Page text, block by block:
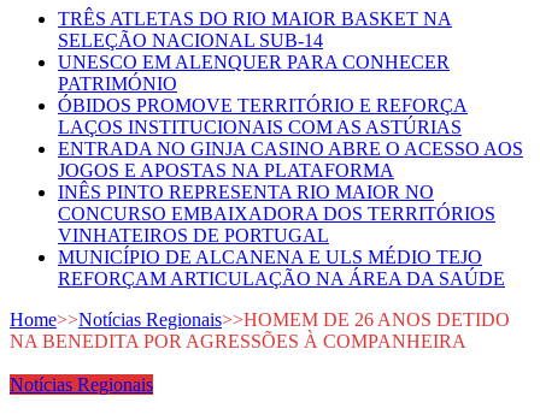
TRÊS ATLETAS DO RIO MAIOR BASKET NA
SELEÇÃO NACIONAL SUB-14
UNESCO EM ALENQUER PARA CONHECER
PATRIMÓNIO
ÓBIDOS PROMOVE TERRITÓRIO E REFORÇA
LAÇOS INSTITUCIONAIS COM AS ASTÚRIAS
ENTRADA NO GINJA CASINO ABRE O ACESSO AOS
JOGOS E APOSTAS NA PLATAFORMA
INÊS PINTO REPRESENTA RIO MAIOR NO
CONCURSO EMBAIXADORA DOS TERRITÓRIOS
VINHATEIROS DE PORTUGAL
MUNICÍPIO DE ALCANENA E ULS MÉDIO TEJO
REFORÇAM ARTICULAÇÃO NA ÁREA DA SAÚDE
Home>>Notícias Regionais>>HOMEM DE 26 ANOS DETIDO
NA BENEDITA POR AGRESSÕES À COMPANHEIRA
Notícias Regionais